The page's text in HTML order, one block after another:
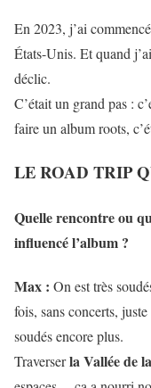
En 2023, j’ai
États-Unis. Et quand
déclic.
C’était un grand pas :
faire un album roots,
LE ROAD TRIP
Quelle rencontre ou
influencé l’album ?
Max : On est très
fois, sans concerts,
soudés encore plus.
Traverserla Vallée de